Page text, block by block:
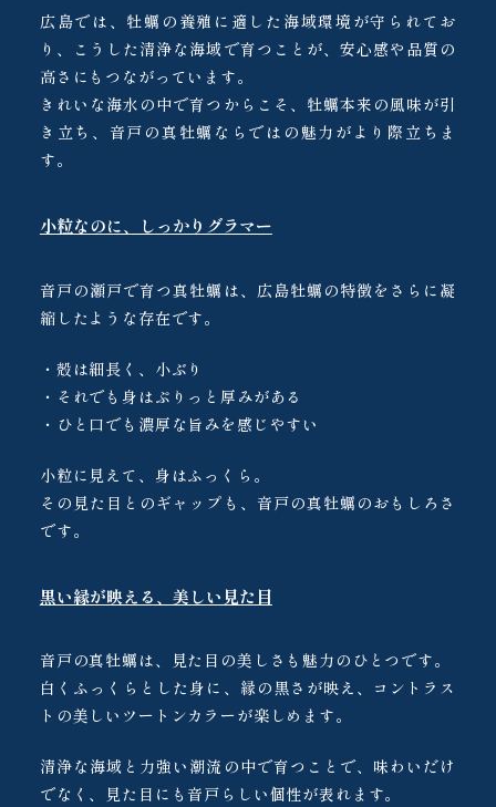
広島では、牡蠣の養殖に適した海域環境が守られてお
り、こうした清浄な海域で育つことが、安心感や品質の
高さにもつながっています。
きれいな海水の中で育つからこそ、牡蠣本来の風味が引
き立ち、音戸の真牡蠣ならではの魅力がより際立ちま
す。
小粒なのに、しっかりグラマー
音戸の瀬戸で育つ真牡蠣は、広島牡蠣の特徴をさらに凝
縮したような存在です。
・殻は細長く、小ぶり
・それでも身はぷりっと厚みがある
・ひと口でも濃厚な旨みを感じやすい
小粒に見えて、身はふっくら。
その見た目とのギャップも、音戸の真牡蠣のおもしろさ
です。
黒い縁が映える、美しい見た目
音戸の真牡蠣は、見た目の美しさも魅力のひとつです。
白くふっくらとした身に、縁の黒さが映え、コントラス
トの美しいツートンカラーが楽しめます。
清浄な海域と力強い潮流の中で育つことで、味わいだけ
でなく、見た目にも音戸らしい個性が表れます。